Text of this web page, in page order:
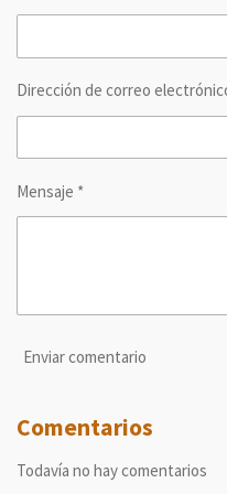
Dirección de correo
Mensaje *
Enviar comentario
Comentarios
Todavía no hay comentarios